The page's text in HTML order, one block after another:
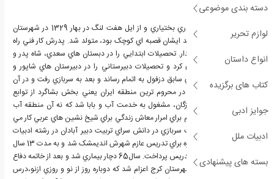
دسته بندی موضوعی
لوازم تحریر
انواع داستان
کتاب های برگزیده
جوایز ادبی
ادبیات ملل
بسته های پیشنهادی
اکبر بهداروند از پدر و مادري بختياري و از ايل هفت لنگ در بهار 1329 در شهرستان
انديمشک، که در زمان تولد ايشان قصبه اي کوچک بود، متولد شد. پدرش کار فني راه
آهن بود و مادرش خانه دار. تحصيلات ابتدايي را در دبستان هاي سعدي، شاه پدر و
داريوش انديمشک سپري کرد و تحصيلات دبيرستاني را در دبيرستان هاي شاپور و
مولوي انديمشک و پهلوي سابق دزفول به اتمام رساند و بعد به سربازي رفت و در آن
دوره سپاهي دانش شد. در محروم ترين منطقه ايران يعني بخش بشاگرد از توابع
ميناب، جنوب استان هرمزگان، مشغول به خدمت آب و بابا شد که نه آن منطقه آب
داشت و نه نان و باباها هم براي امرار معاش زندگي براي شيخ نشين هاي عربي کار مي
کردند. بعد از اتمام خدمت سربازي در دانش سراي تربيت دبير آبادان در رشته ادبيات
قبول شد و بعد از اين دوره براي تدريس عازم شهرش انديمشک شد و به مدت 13 سال
در مدارس انديمشک به تدريس پرداخت. سال65 دچار بيماري شد و بعد از خاتمه دفاع
مقدس از انديمشک به شهرستان کرج اعزام شد که دوباره روز از نو و روزي ازنو،درس